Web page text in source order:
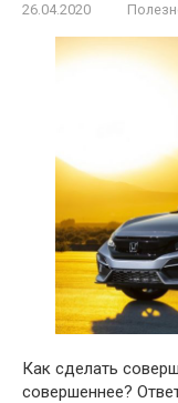
26.04.2020
Как сделать
совершеннее?